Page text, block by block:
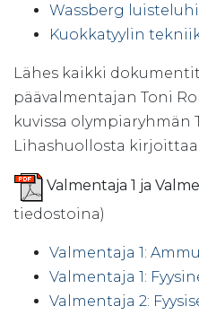
Wassberg
Kuokkatyylin
Lähes kaikki
päävalmentajan Toni
kuvissa olympiaryhmän
Lihashuollosta kirjoittaa
Valmentaja 1 ja
tiedostoina)
Valmentaja 1:
Valmentaja 1:
Valmentaja 2: